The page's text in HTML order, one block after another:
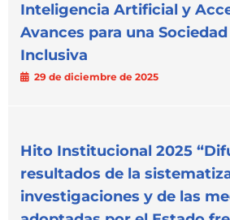
Inteligencia Artificial y
Avances para una
Inclusiva
29 de diciembre de 2025
Hito Institucional 2025
resultados de la
investigaciones y de las